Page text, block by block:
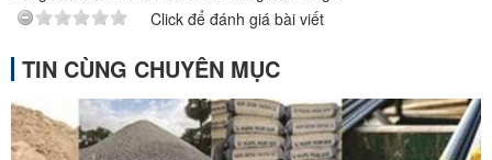
Click để đánh giá bài viết
TIN CÙNG CHUYÊN MỤC